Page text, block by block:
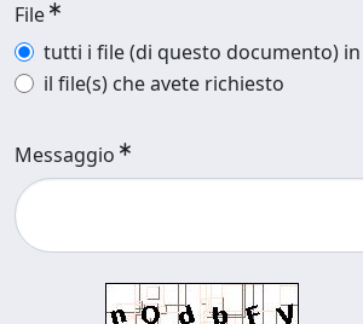
File
tutti i file (di questo documento)
il file(s) che avete richiesto
Messaggio